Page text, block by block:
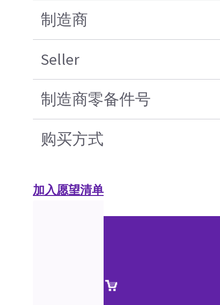
制造商
Seller
制造商零备件号
购买方式
加入愿望清单